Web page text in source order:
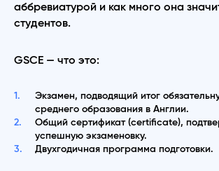
аббревиатурой и как много она
студентов.
GSCE — что это:
Экзамен, подводящий итог
среднего образования в Англии.
Общий сертификат (certificate),
успешную экзаменовку.
Двухгодичная программа подготовки.